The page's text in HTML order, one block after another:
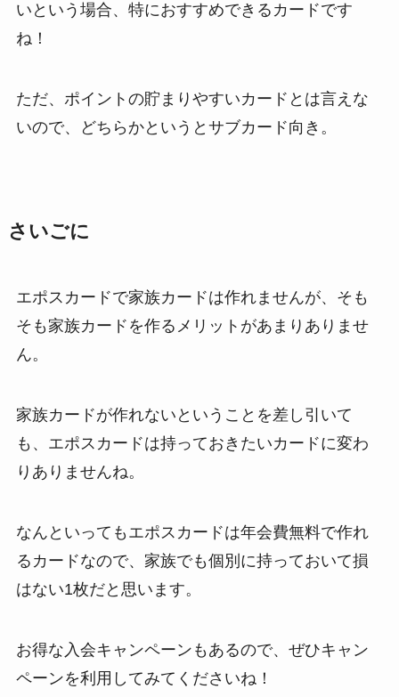
いという場合、特におすすめできるカードです
ね！
ただ、ポイントの貯まりやすいカードとは言えな
いので、どちらかというとサブカード向き。
さいごに
エポスカードで家族カードは作れませんが、そも
そも家族カードを作るメリットがあまりありませ
ん。
家族カードが作れないということを差し引いて
も、エポスカードは持っておきたいカードに変わ
りありませんね。
なんといってもエポスカードは年会費無料で作れ
るカードなので、家族でも個別に持っておいて損
はない1枚だと思います。
お得な入会キャンペーンもあるので、ぜひキャン
ペーンを利用してみてくださいね！